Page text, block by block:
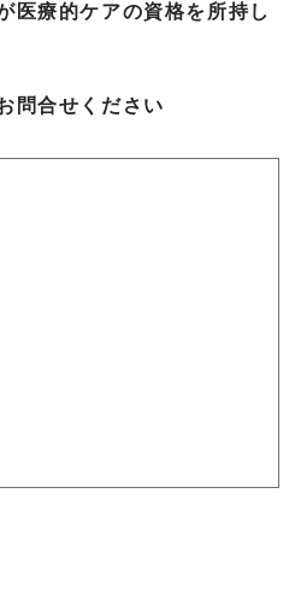
医療的ケアの資格を所持し
問合せください